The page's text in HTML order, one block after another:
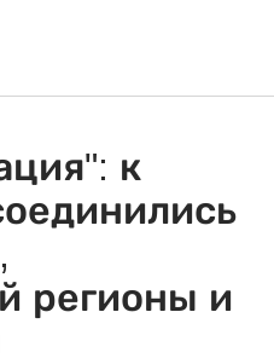
к
регионы и